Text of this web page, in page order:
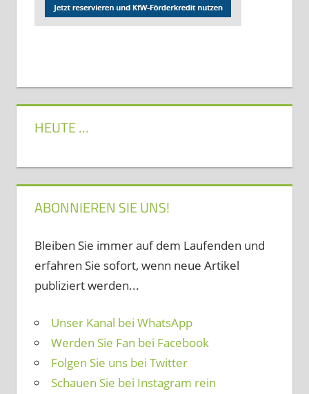
HEUTE …
ABONNIEREN SIE UNS!
Bleiben Sie immer auf dem Laufenden und
erfahren Sie sofort, wenn neue Artikel
publiziert werden...
Unser Kanal bei WhatsApp
Werden Sie Fan bei Facebook
Folgen Sie uns bei Twitter
Schauen Sie bei Instagram rein